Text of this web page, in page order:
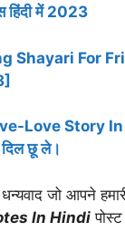
हिंदी में 2023
Shayari For
Love Story In
छू ले।
जो आपने
In Hindi